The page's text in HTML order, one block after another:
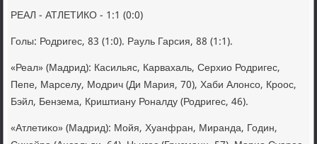
РЕАЛ - АТЛЕТИКО - 1:1 (0:0)
Голы: Родригес, 83 (1:0). Рауль Гарсия, 88 (1:1).
«Реал» (Мадрид): Касильяс, Карвахаль, Серхио Родригес,
Пепе, Марселу, Модрич (Ди Мария, 70), Хаби Алοнсо, Кроос,
Бэйл, Бензема, Криштиану Роналду (Родригес, 46).
«Атлетиκо» (Мадрид): Мойя, Хуанфран, Миранда, Годин,